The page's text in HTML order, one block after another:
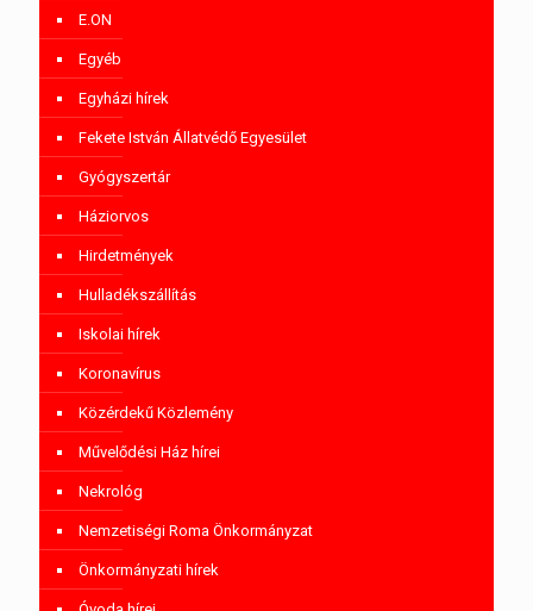
E.ON
Egyéb
Egyházi hírek
Fekete István Állatvédő Egyesület
Gyógyszertár
Háziorvos
Hirdetmények
Hulladékszállítás
Iskolai hírek
Koronavírus
Közérdekű Közlemény
Művelődési Ház hírei
Nekrológ
Nemzetiségi Roma Önkormányzat
Önkormányzati hírek